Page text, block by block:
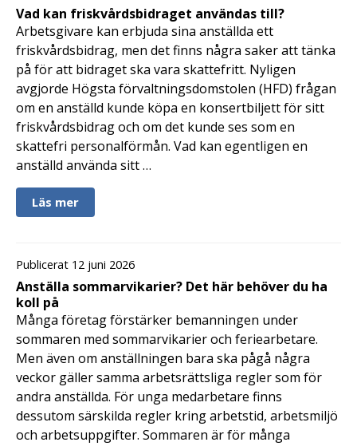
Vad kan friskvårdsbidraget användas till?
Arbetsgivare kan erbjuda sina anställda ett
friskvårdsbidrag, men det finns några saker att tänka
på för att bidraget ska vara skattefritt. Nyligen
avgjorde Högsta förvaltningsdomstolen (HFD) frågan
om en anställd kunde köpa en konsertbiljett för sitt
friskvårdsbidrag och om det kunde ses som en
skattefri personalförmån. Vad kan egentligen en
anställd använda sitt …
Läs mer
Publicerat 12 juni 2026
Anställa sommarvikarier? Det här behöver du ha
koll på
Många företag förstärker bemanningen under
sommaren med sommarvikarier och feriearbetare.
Men även om anställningen bara ska pågå några
veckor gäller samma arbetsrättsliga regler som för
andra anställda. För unga medarbetare finns
dessutom särskilda regler kring arbetstid, arbetsmiljö
och arbetsuppgifter. Sommaren är för många